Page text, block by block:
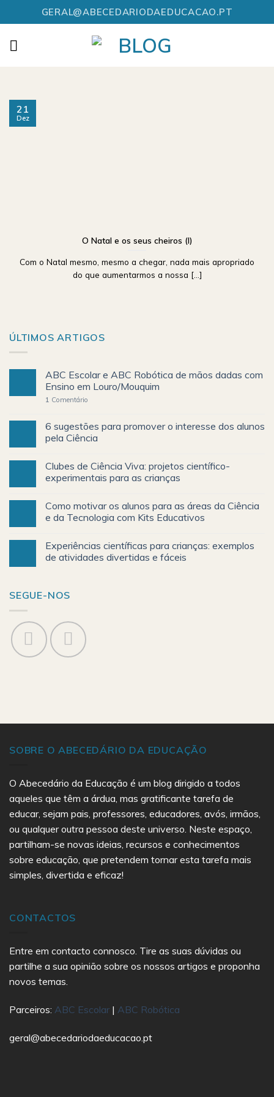
to
content
GERAL@ABECEDARIODAEDUCACAO.PT
O Natal e os seus cheiros (I)
Com o Natal mesmo, mesmo a chegar, nada mais apropriado
do que aumentarmos a nossa [...]
21
Dez
ÚLTIMOS ARTIGOS
ABC Escolar e ABC Robótica de mãos dadas com
Ensino em Louro/Mouquim
1 Comentário
6 sugestões para promover o interesse dos alunos
pela Ciência
Clubes de Ciência Viva: projetos científico-
experimentais para as crianças
Como motivar os alunos para as áreas da Ciência
e da Tecnologia com Kits Educativos
Experiências científicas para crianças: exemplos
de atividades divertidas e fáceis
SEGUE-NOS
SOBRE O ABECEDÁRIO DA EDUCAÇÃO
O Abecedário da Educação é um blog dirigido a todos
aqueles que têm a árdua, mas gratificante tarefa de
educar, sejam pais, professores, educadores, avós, irmãos,
ou qualquer outra pessoa deste universo. Neste espaço,
partilham-se novas ideias, recursos e conhecimentos
sobre educação, que pretendem tornar esta tarefa mais
simples, divertida e eficaz!
CONTACTOS
Entre em contacto connosco. Tire as suas dúvidas ou
partilhe a sua opinião sobre os nossos artigos e proponha
novos temas.
Parceiros: ABC Escolar | ABC Robótica
geral@abecedariodaeducacao.pt